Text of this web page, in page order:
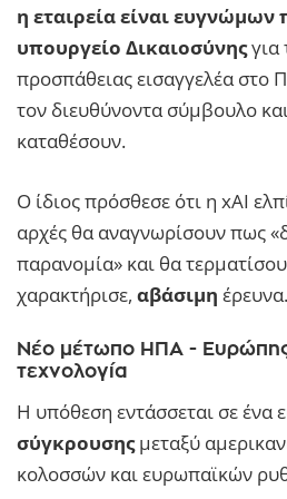
η εταιρεία είναι ευγνώμων
υπουργείο Δικαιοσύνηςγια
προσπάθειας εισαγγελέα στο
τον διευθύνοντα σύμβουλο
καταθέσουν.
Ο ίδιος πρόσθεσε ότι η xAI
αρχές θα αναγνωρίσουν πως
παρανομία» και θα
χαρακτήρισε, αβάσιμη έρευνα.
Νέο μέτωπο ΗΠΑ - Ευρώπης
τεχνολογία
Η υπόθεση εντάσσεται σε ένα
σύγκρουσηςμεταξύ
κολοσσών και ευρωπαϊκών